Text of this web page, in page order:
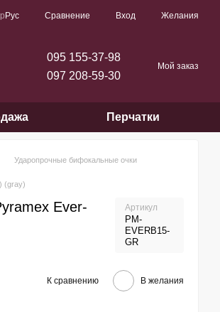
Рус Сравнение Вход Желания
095 155-37-98
097 208-59-30
Мой заказ
Перчатки
Ударопрочные бифокальные очки
(gray)
Ever-
Артикул
PM-
EVERB15-
GR
К сравнению В желания